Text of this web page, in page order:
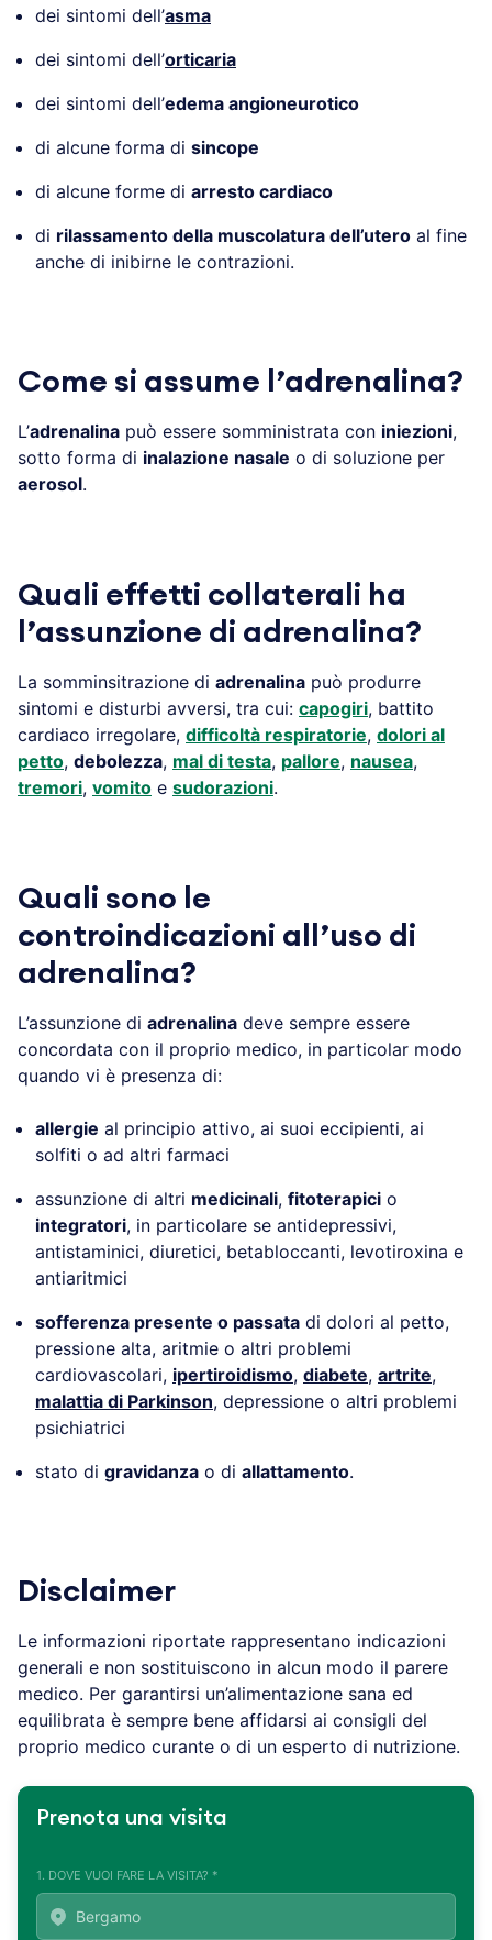
dei sintomi dell’asma
dei sintomi dell’orticaria
dei sintomi dell’edema angioneurotico
di alcune forma di sincope
di alcune forme di arresto cardiaco
di rilassamento della muscolatura dell’utero al fine
anche di inibirne le contrazioni.
Come si assume l’adrenalina?
L’adrenalina può essere somministrata con iniezioni,
sotto forma di inalazione nasale o di soluzione per
aerosol.
Quali effetti collaterali ha
l’assunzione di adrenalina?
La somminsitrazione di adrenalina può produrre
sintomi e disturbi avversi, tra cui: capogiri, battito
cardiaco irregolare, difficoltà respiratorie, dolori al
petto, debolezza, mal di testa, pallore, nausea,
tremori, vomito e sudorazioni.
Quali sono le
controindicazioni all’uso di
adrenalina?
L’assunzione di adrenalina deve sempre essere
concordata con il proprio medico, in particolar modo
quando vi è presenza di:
allergie al principio attivo, ai suoi eccipienti, ai
solfiti o ad altri farmaci
assunzione di altri medicinali, fitoterapici o
integratori, in particolare se antidepressivi,
antistaminici, diuretici, betabloccanti, levotiroxina e
antiaritmici
sofferenza presente o passata di dolori al petto,
pressione alta, aritmie o altri problemi
cardiovascolari, ipertiroidismo, diabete, artrite,
malattia di Parkinson, depressione o altri problemi
psichiatrici
stato di gravidanza o di allattamento.
Disclaimer
Le informazioni riportate rappresentano indicazioni
generali e non sostituiscono in alcun modo il parere
medico. Per garantirsi un’alimentazione sana ed
equilibrata è sempre bene affidarsi ai consigli del
proprio medico curante o di un esperto di nutrizione.
Prenota una visita
1. DOVE VUOI FARE LA VISITA? *